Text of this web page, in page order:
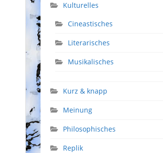
Kulturelles
Cineastisches
Literarisches
Musikalisches
Kurz & knapp
Meinung
Philosophisches
Replik